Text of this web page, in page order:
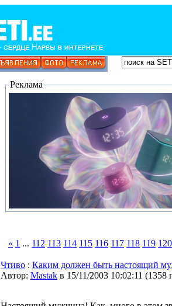
Реклама
« 1 ... 112 113 114 115 116 117 118 119 120
Чтиво : Каким должен быть настоящий
Автор: Мastak в 15/11/2003 10:02:11 (1358